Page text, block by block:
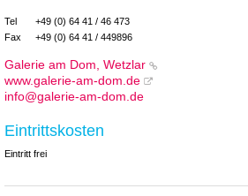
Tel
+49 (0) 64 41 / 46 473
Fax
+49 (0) 64 41 / 449896
Galerie am Dom, Wetzlar
www.galerie-am-dom.de
info@galerie-am-dom.de
Eintrittskosten
Eintritt frei